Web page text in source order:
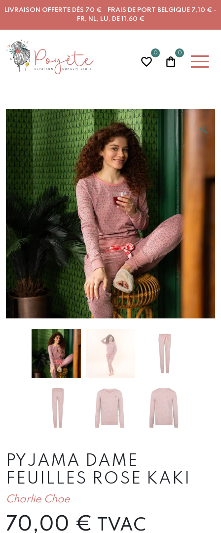
LIVRAISON OFFERTE DÈS 70 € FRAIS DE PORT BELGIQUE 7,10 € -
FR, NL, LU, DE 11,60 €
0 0
🔍
PYJAMA DAME
FEUILLES ROSE KAKI
Charlie Choe
70,00 € TVAC